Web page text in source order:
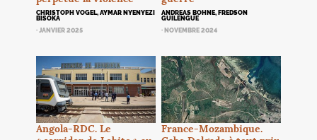
CHRISTOPH VOGEL, AYMAR NYENYEZI
BISOKA
· JANVIER 2025
ANDREAS BOHNE, FREDSON
GUILENGUE
· NOVEMBRE 2024
Angola-RDC. Le
France-Mozambique.